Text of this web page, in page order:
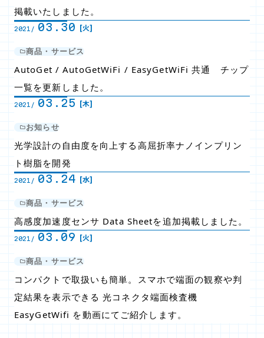
掲載いたしました。
2021/ 03.30 [火]
商品・サービス
AutoGet / AutoGetWiFi / EasyGetWiFi 共通 チップ
一覧を更新しました。
2021/ 03.25 [木]
お知らせ
光学設計の自由度を向上する高屈折率ナノインプリン
ト樹脂を開発
2021/ 03.24 [水]
商品・サービス
高感度加速度センサ Data Sheetを追加掲載しました。
2021/ 03.09 [火]
商品・サービス
コンパクトで取扱いも簡単。スマホで端面の観察や判
定結果を表示できる 光コネクタ端面検査機
EasyGetWifi を動画にてご紹介します。